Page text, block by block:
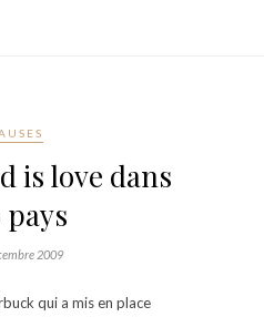
is love dans
pays
2009
qui a mis en place